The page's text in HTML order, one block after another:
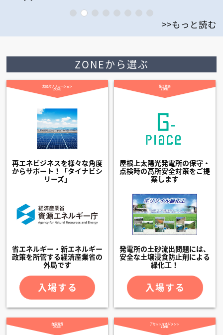
>>もっと読む
ZONEから選ぶ
太陽光ソリューション
ZONE
再エネビジネスを様々な角度
からサポート！「タイナビシ
リーズ」
省エネルギー・新エネルギー
政策を所管する経済産業省の
外局です
入場する
施工技術
ZONE
屋根上太陽光発電所の保守・
点検時の高所安全対策をご提
案します
発電所の土砂流出問題には、
安全な土壌浸食防止剤による
緑化工！
入場する
自家消費
ZONE
アセットマネジメント
ZONE